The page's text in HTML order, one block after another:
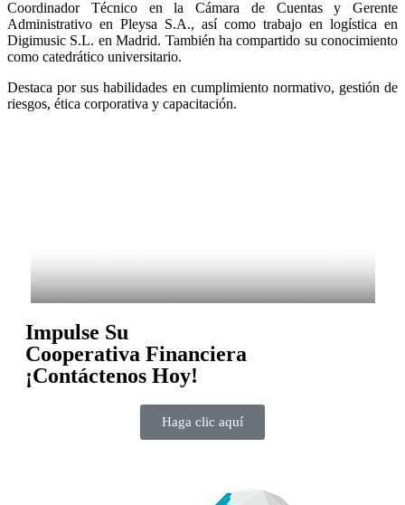
Coordinador Técnico en la Cámara de Cuentas y Gerente
Administrativo en Pleysa S.A., así como trabajo en logística en
Digimusic S.L. en Madrid. También ha compartido su conocimiento
como catedrático universitario.
Destaca por sus habilidades en cumplimiento normativo, gestión de
riesgos, ética corporativa y capacitación.
Impulse Su
Cooperativa Financiera
¡Contáctenos Hoy!
Haga clic aquí